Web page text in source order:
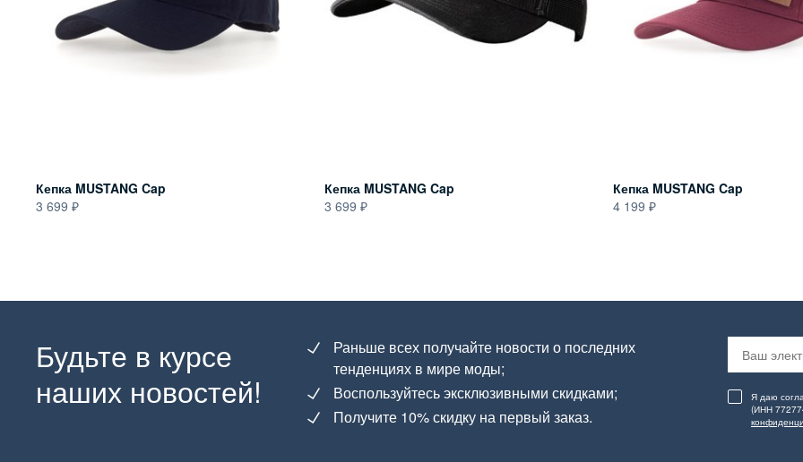
Кепка MUSTANG Cap
3 699
Кепка MUSTANG Cap
3 699
Кепка MUSTANG Cap
4 199
Будьте в курсе
наших новостей!
Раньше всех получайте новости о последних
тенденциях в мире моды;
Воспользуйтесь эксклюзивными скидками;
Получите 10% скидку на первый заказ.
Я даю
(ИНН